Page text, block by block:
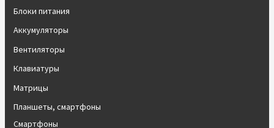
Блоки питания
Аккумуляторы
Вентиляторы
Клавиатуры
Матрицы
Планшеты, смартфоны
Смартфоны